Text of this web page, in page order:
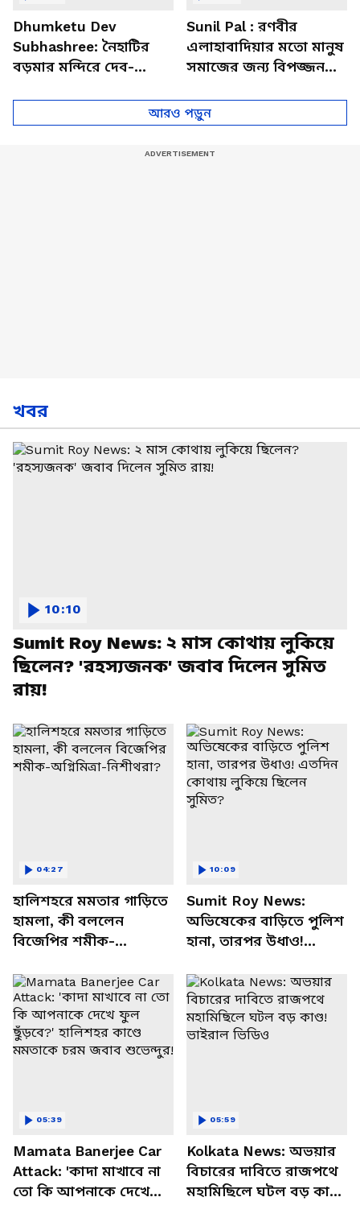
Dhumketu Dev
Subhashree: নৈহাটির
বড়মার মন্দিরে দেব-
Sunil Pal : রণবীর
এলাহাবাদিয়ার মতো মানুষ
সমাজের জন্য বিপজ্জনক :
আরও পড়ুন
খবর
Sumit Roy News: ২ মাস কোথায় লুকিয়ে
ছিলেন? 'রহস্যজনক' জবাব দিলেন সুমিত
রায়!
10:10
হালিশহরে মমতার গাড়িতে
হামলা, কী বললেন
বিজেপির শমীক-
04:27
Sumit Roy News:
অভিষেকের বাড়িতে পুলিশ
হানা, তারপর উধাও!
ছিলেন সুমিত?
10:09
Mamata Banerjee Car
Attack: 'কাদা মাখাবে না
তো কি আপনাকে দেখে
05:39
Kolkata News: অভয়ার
বিচারের দাবিতে রাজপথে
মহামিছিলে ঘটল বড় কাণ্ড!
05:59